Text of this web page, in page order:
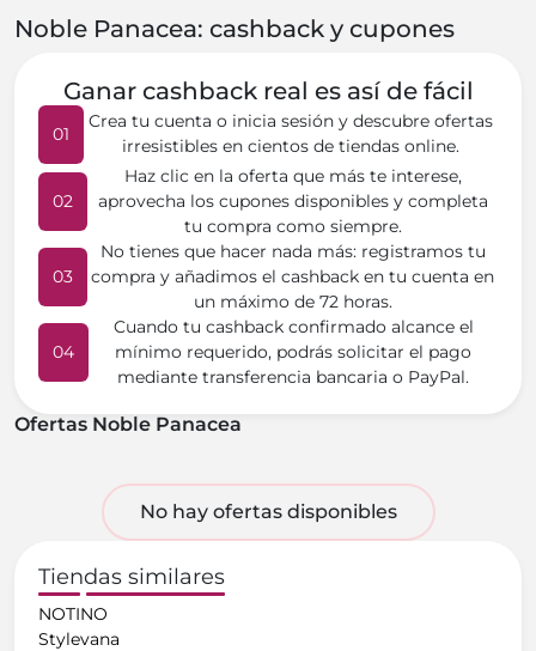
Noble Panacea: cashback y cupones
Ganar cashback real es así de fácil
01
Crea tu cuenta o inicia sesión y descubre ofertas
irresistibles en cientos de tiendas online.
02
Haz clic en la oferta que más te interese,
aprovecha los cupones disponibles y completa
tu compra como siempre.
03
No tienes que hacer nada más: registramos tu
compra y añadimos el cashback en tu cuenta en
un máximo de 72 horas.
04
Cuando tu cashback confirmado alcance el
mínimo requerido, podrás solicitar el pago
mediante transferencia bancaria o PayPal.
Ofertas Noble Panacea
No hay ofertas disponibles
Tiendas similares
NOTINO
Stylevana